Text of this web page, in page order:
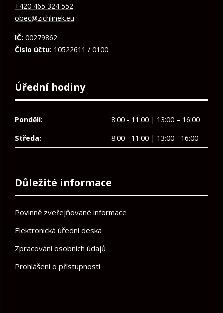
+420 465 324 552
obec@zichlinek.eu
IČ: 00279862
Číslo účtu: 10522611 / 0100
Úřední hodiny
Pondělí:
8:00 - 11:00 | 13:00 – 16:00
Středa:
8:00 - 11:00 | 13:00 - 16:00
Důležité informace
Povinně zveřejňované informace
Elektronická úřední deska
Zpracování osobních údajů
Prohlášení o přístupnosti